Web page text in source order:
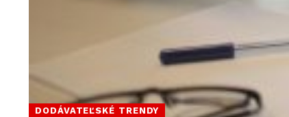
DODÁVATEĽSKÉ TRENDY